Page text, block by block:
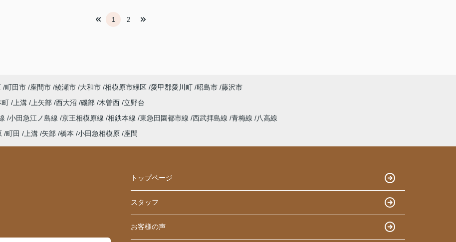
1 2
町田市 座間市 綾瀬市 大和市 相模原市緑区 愛甲郡愛川町 昭島市 藤沢市
町 上溝 上矢部 西大沼 磯部 木曽西 立野台
小田急江ノ島線 京王相模原線 相鉄本線 東急田園都市線 西武拝島線 青梅線
八高線
町田 上溝 矢部 橋本 小田急相模原 座間
トップページ
スタッフ
お客様の声